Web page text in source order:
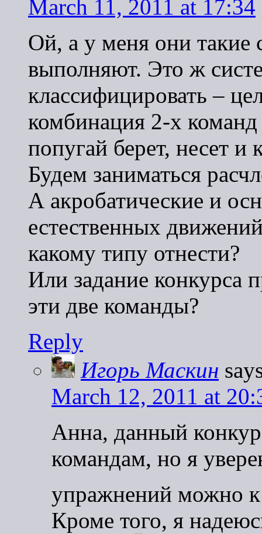
March 11, 2011 at 17:34
Ой, а у меня они такие
выполняют. Это ж
классифицировать –
комбинация 2-х
попугай берет, несет и
Будем заниматься
А акробатические и
естественных
какому типу отнести?
Или задание конкурса
эти две команды?
Reply
Игорь Маскин
March 12, 2011 at
Анна, данный
командам, но я
упражнений можно
Кроме того, я